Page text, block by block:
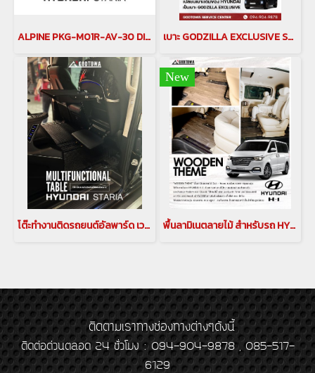
ALPINE PKG-M01R-AV-30 DIGITAL MIROR DIGITAL MIROR ติดรถยนต์ ALPHARD / VELLFIRE 30 รุ่นปี 2015-2021(copy)(copy)(copy) เบาะ GODZILLA EXCLUSIVE SEAT สำหรับ HYUNDAI STARIA เบาะฮุนได เบาะ Exclusive Lounge hyundai staria(copy)
โต๊ะทำงานติดรถยนต์อัลพาร์ด เวลไฟร์ ที่วางอเนกประสงค์ หลังเบาะคู่หน้า สีดำ โต๊ะพับอเนกประสงค์ โต๊ะพับติดหลังเบาะ โต๊ะพับแถวกลาง alphard vellfire seat Alphard Auto Seat Multi-functional Table(copy)(copy)(copy)(copy)
New
พื้นลามิเนตลายไม้ สำหรับรถ HYUNDAI H1 Laminate floor ฮุนได H1 พื้นลามิเนต ฮุนได
ติดตามเราทางช่องทางต่างๆดังนี้
ติดต่อด่วนตลอด 24 ชั่วโมง : 094-904-9878 , 085-517-
6129